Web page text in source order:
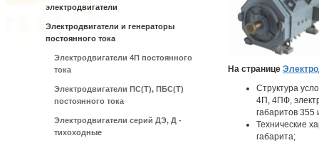
электродвигатели
Электродвигатели и генераторы
постоянного тока
Электродвигатели 4П постоянного
тока
Электродвигатели ПС(Т), ПБС(Т)
постоянного тока
Электродвигатели серий ДЭ, Д -
тихоходные
На странице
Структура
4П, 4ПФ,
габаритов 355
Технические
габарита;